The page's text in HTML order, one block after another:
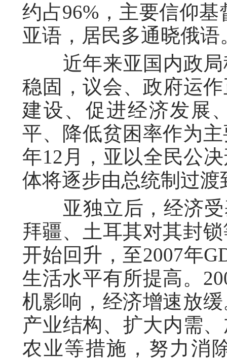
约占96%，主要信仰
亚语，居民多通晓俄语
近年来亚国内政局
稳固，议会、政府运
建设、促进经济发展
平、降低贫困率作为
年12月，亚以全民公
体将逐步由总统制过渡
亚独立后，经济受
拜疆、土耳其对其封
开始回升，至2007年
生活水平有所提高。
机影响，经济增速放
产业结构、扩大内需
农业等措施，努力消